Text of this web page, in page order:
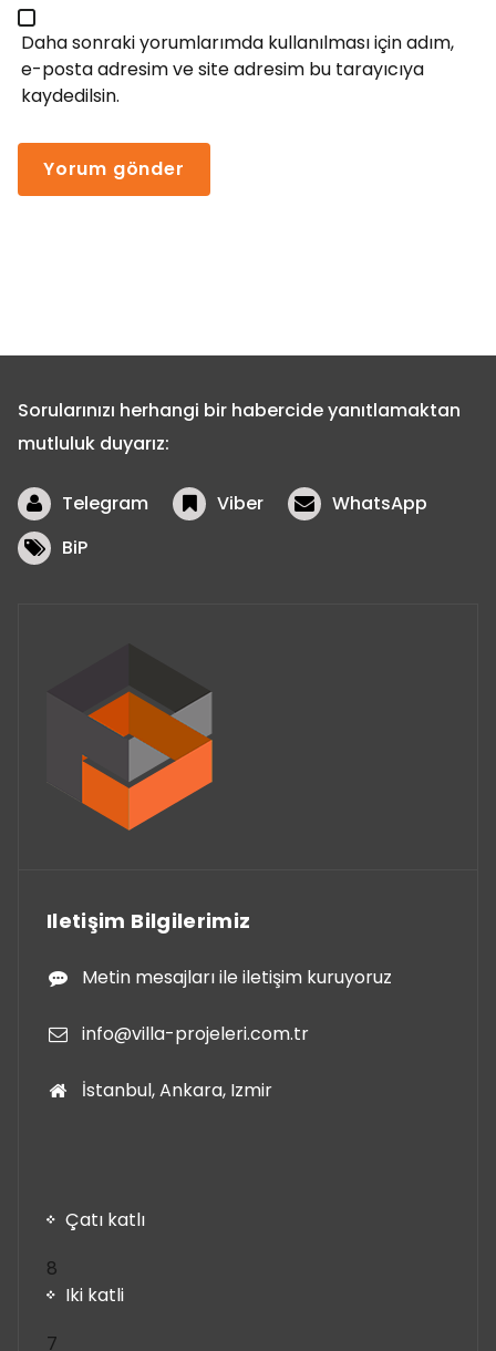
Daha sonraki yorumlarımda kullanılması için adım,
e-posta adresim ve site adresim bu tarayıcıya
kaydedilsin.
Sorularınızı herhangi bir habercide yanıtlamaktan
mutluluk duyarız:
Telegram Viber
WhatsApp
BiP
Iletişim Bilgilerimiz
Metin mesajları ile iletişim kuruyoruz
info@villa-projeleri.com.tr
İstanbul, Ankara, Izmir
Çatı katlı
8
ürün
Iki katli
7